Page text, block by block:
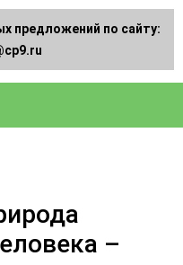
–
предложений по сайту: